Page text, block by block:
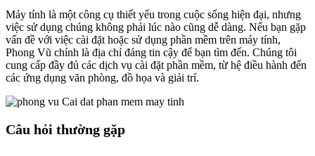
Máy tính là một công cụ thiết yếu trong cuộc sống hiện đại, nhưng
việc sử dụng chúng không phải lúc nào cũng dễ dàng. Nếu bạn gặp
vấn đề với việc cài đặt hoặc sử dụng phần mềm trên máy tính,
Phong Vũ chính là địa chỉ đáng tin cậy để bạn tìm đến. Chúng tôi
cung cấp đầy đủ các dịch vụ cài đặt phần mềm, từ hệ điều hành đến
các ứng dụng văn phòng, đồ họa và giải trí.
Câu hỏi thường gặp